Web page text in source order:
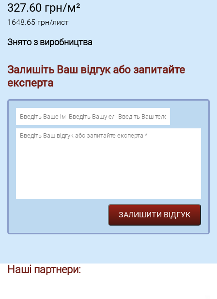
327.60 грн/м²
1648.65 грн/лист
Знято з виробництва
Залишіть Ваш відгук або запитайте
експерта
Наші партнери: